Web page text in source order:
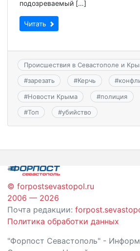
подозреваемый […]
Читать
Происшествия в Севастополе и
#зарезать #Керчь #
#Новости Крыма #полиция
#Топ #убийство
© forpostsevastopol.ru
2006 — 2026
Почта редакции:
Политика обработки данных
"Форпост Севастополь" -